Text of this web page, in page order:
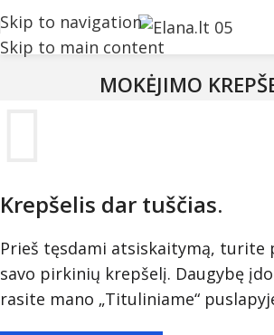
Skip to navigation
Skip to main content
MOKĖJIMO
Krepšelis dar tuščias.
Prieš tęsdami atsiskaitymą,
savo pirkinių krepšelį. Daugybę
rasite mano „Tituliniame“